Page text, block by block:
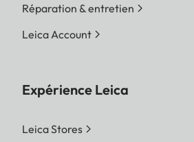
Réparation & entretien
Leica Account
Expérience Leica
Leica Stores